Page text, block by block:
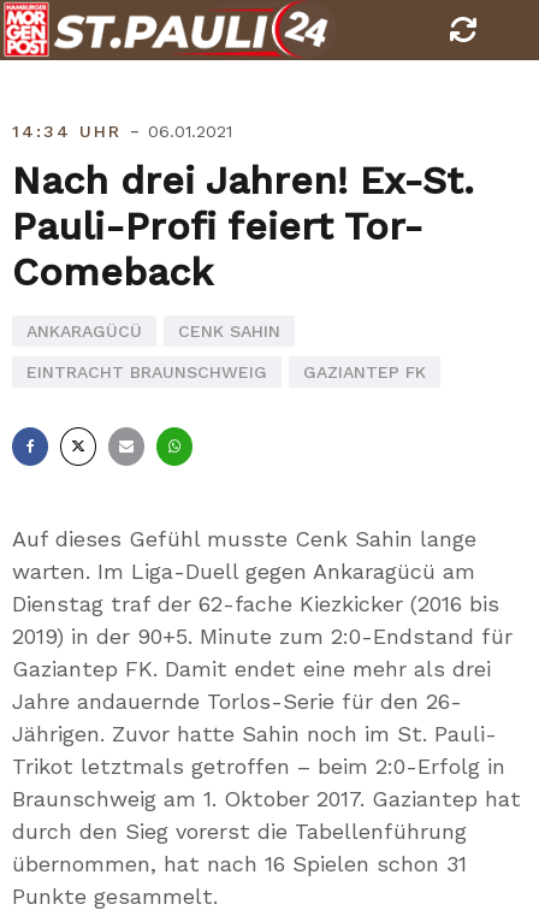
Skip
to
14:34 UHR - 06.01.2021
Nach drei Jahren! Ex-St.
Pauli-Profi feiert Tor-
Comeback
ANKARAGÜCÜ CENK SAHIN
EINTRACHT BRAUNSCHWEIG GAZIANTEP FK
Auf dieses Gefühl musste Cenk Sahin lange
warten. Im Liga-Duell gegen Ankaragücü am
Dienstag traf der 62-fache Kiezkicker (2016 bis
2019) in der 90+5. Minute zum 2:0-Endstand für
Gaziantep FK. Damit endet eine mehr als drei
Jahre andauernde Torlos-Serie für den 26-
Jährigen. Zuvor hatte Sahin noch im St. Pauli-
Trikot letztmals getroffen – beim 2:0-Erfolg in
Braunschweig am 1. Oktober 2017. Gaziantep hat
durch den Sieg vorerst die Tabellenführung
übernommen, hat nach 16 Spielen schon 31
Punkte gesammelt.